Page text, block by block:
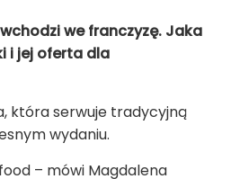
we franczyzę. Jaka
i jej oferta dla
która serwuje tradycyjną
wydaniu.
– mówi Magdalena